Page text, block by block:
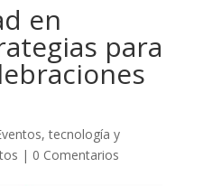
en
para
tecnología y
| 0 Comentarios